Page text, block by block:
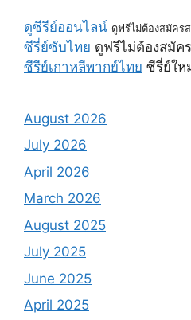
ดูซีรีย์ออนไลน์ ดูฟรีไม่ต้องสมัคร
ซีรี่ย์ซับไทย ดูฟรีไม่ต้องสมัค
ซีรีย์เกาหลีพากย์ไทย ซีรี่ย์ให
August 2026
July 2026
April 2026
March 2026
August 2025
July 2025
June 2025
April 2025